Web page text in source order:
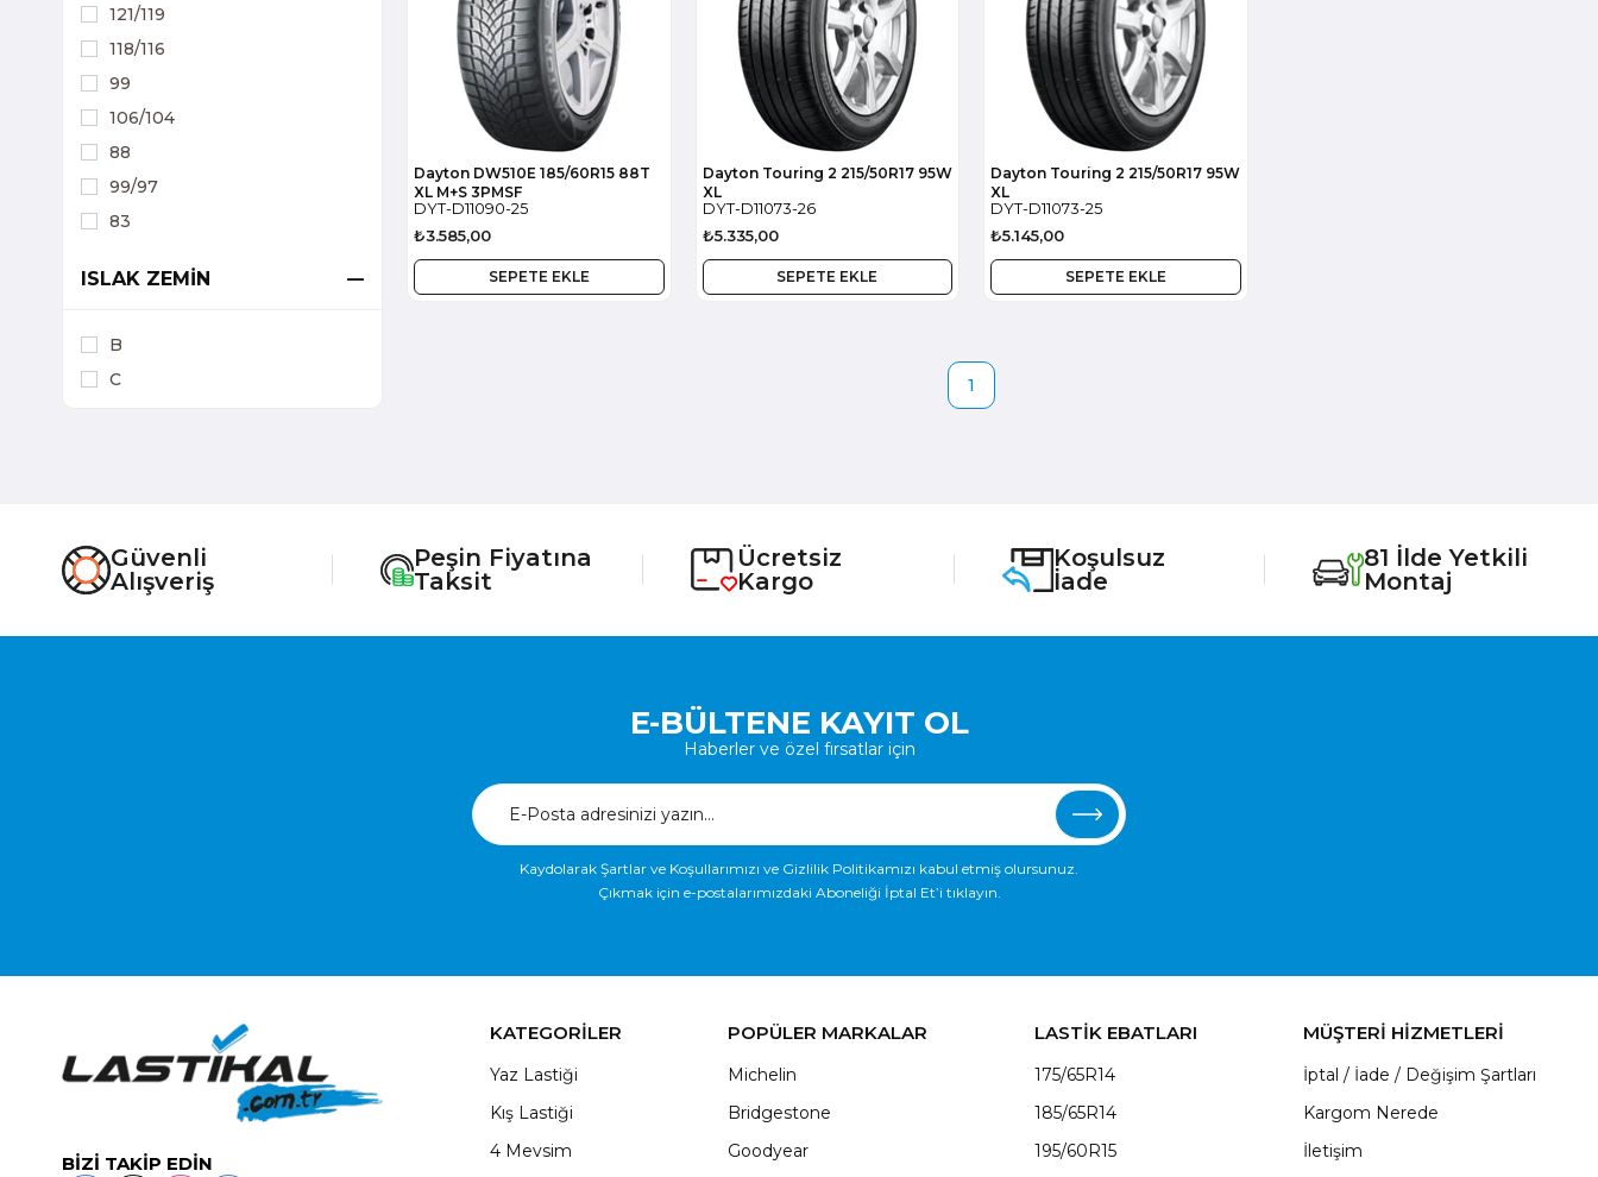
121/119
118/116
99
106/104
88
99/97
83
ISLAK ZEMIN
B
C
Dayton DW510E 185/60R15 88T
XL M+S 3PMSF
DYT-D11090-25
₺3.585,00
SEPETE EKLE
Dayton Touring 2 215/50R17 95W
XL
DYT-D11073-26
₺5.335,00
SEPETE EKLE
Dayton Touring 2 215/50R17 95W
XL
DYT-D11073-25
₺5.145,00
SEPETE EKLE
1
Güvenli
Alışveriş
Peşin Fiyatına
Taksit
Ücretsiz
Kargo
Koşulsuz
İade
81 İlde Yetkili
Montaj
E-BÜLTENE KAYIT OL
Haberler ve özel fırsatlar için
Kaydolarak Şartlar ve Koşullarımızı ve Gizlilik Politikamızı kabul etmiş olursunuz.
Çıkmak için e-postalarımızdaki Aboneliği İptal Et’i tıklayın.
BİZİ TAKİP EDİN
KATEGORİLER
Yaz Lastiği
Kış Lastiği
4 Mevsim
POPÜLER MARKALAR
Michelin
Bridgestone
Goodyear
LASTİK EBATLARI
175/65R14
185/65R14
195/60R15
MÜŞTERİ HİZMETLERİ
İptal / İade / Değişim Şartları
Kargom Nerede
İletişim